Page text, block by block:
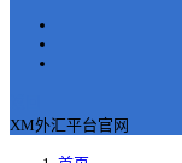
XM外汇平台官网